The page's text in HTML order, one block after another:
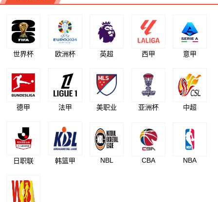
世界杯 欧洲杯 英超 西甲 意甲
德甲 法甲 美职业 亚洲杯 中超
日职联 韩篮甲 NBL CBA NBA